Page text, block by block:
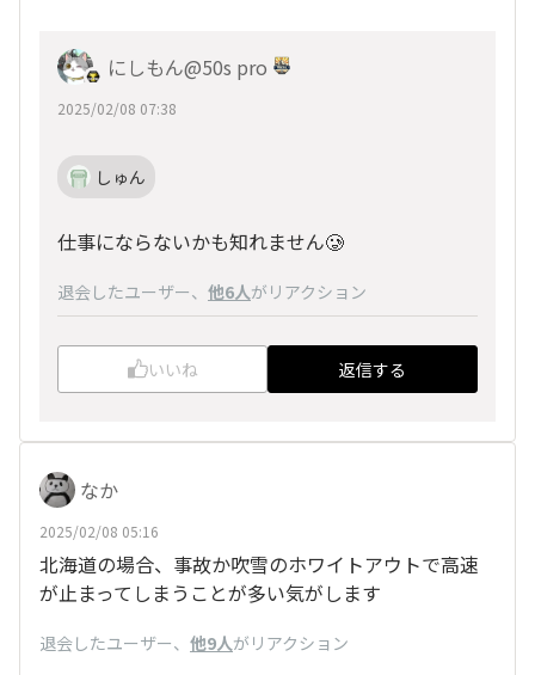
にしもん@50s pro
2025/02/08 07:38
しゅん
仕事にならないかも知れません🥲
退会したユーザー、 他6人がリアクション
いいね 返信する
なか
2025/02/08 05:16
北海道の場合、事故か吹雪のホワイトアウトで高速
が止まってしまうことが多い気がします
退会したユーザー、 他9人がリアクション